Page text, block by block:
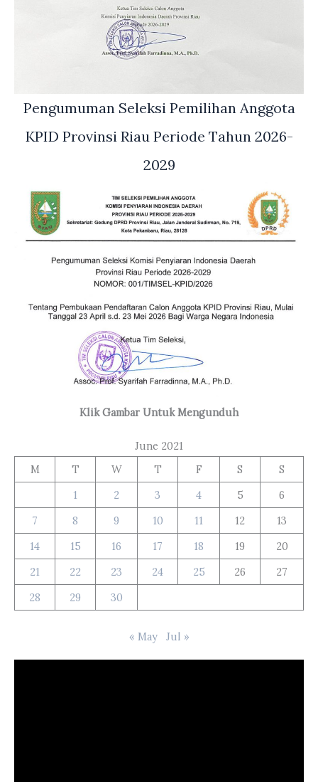
Pengumuman Seleksi Pemilihan Anggota
KPID Provinsi Riau Periode Tahun 2026-
2029
Klik Gambar Untuk Mengunduh
June 2021
M
T W T F S
S
1
2 3 4 5
6
7
8 9 10 11 12
13
14
15 16 17 18 19
20
21
22 23 24 25 26
27
28
29 30
« May Jul »